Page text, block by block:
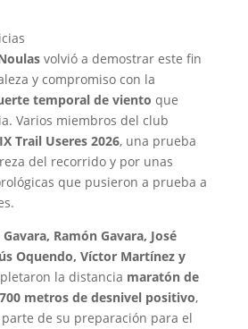
volvió a demostrar este fin
y compromiso con la
temporal de viento que
Varios miembros del club
IX Trail Useres 2026, una prueba
del recorrido y por unas
que pusieron a prueba a
Gavara, Ramón Gavara, José
Oquendo, Víctor Martínez y
la distancia maratón de
metros de desnivel positivo,
de su preparación para el